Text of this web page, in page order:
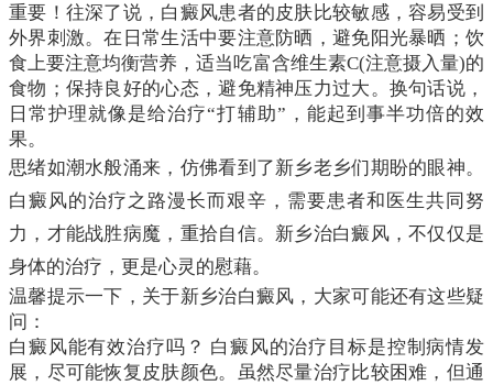
重要！往深了说，白癜风患者的皮肤比较敏感，容易受到
外界刺激。在日常生活中要注意防晒，避免阳光暴晒；饮
食上要注意均衡营养，适当吃富含维生素C(注意摄入量)的
食物；保持良好的心态，避免精神压力过大。换句话说，
日常护理就像是给治疗“打辅助”，能起到事半功倍的效
果。
思绪如潮水般涌来，仿佛看到了新乡老乡们期盼的眼神。
白癜风的治疗之路漫长而艰辛，需要患者和医生共同努
力，才能战胜病魔，重拾自信。新乡治白癜风，不仅仅是
身体的治疗，更是心灵的慰藉。
温馨提示一下，关于新乡治白癜风，大家可能还有这些疑
问：
白癜风能有效治疗吗？ 白癜风的治疗目标是控制病情发
展，尽可能恢复皮肤颜色。虽然尽量治疗比较困难，但通